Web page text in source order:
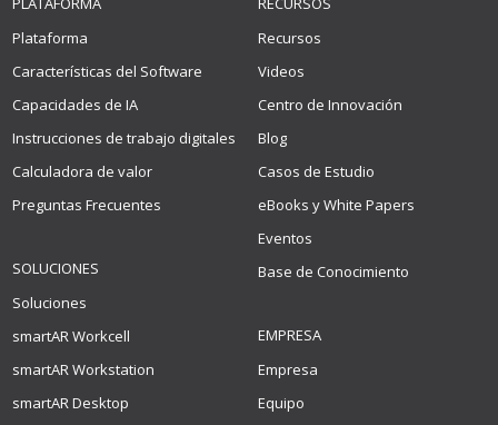
Plataforma
Características del Software
Capacidades de IA
Instrucciones de trabajo digitales
Calculadora de valor
Preguntas Frecuentes
SOLUCIONES
Soluciones
smartAR Workcell
smartAR Workstation
smartAR Desktop
Recursos
Videos
Centro de Innovación
Blog
Casos de Estudio
eBooks y White Papers
Eventos
Base de Conocimiento
EMPRESA
Empresa
Equipo